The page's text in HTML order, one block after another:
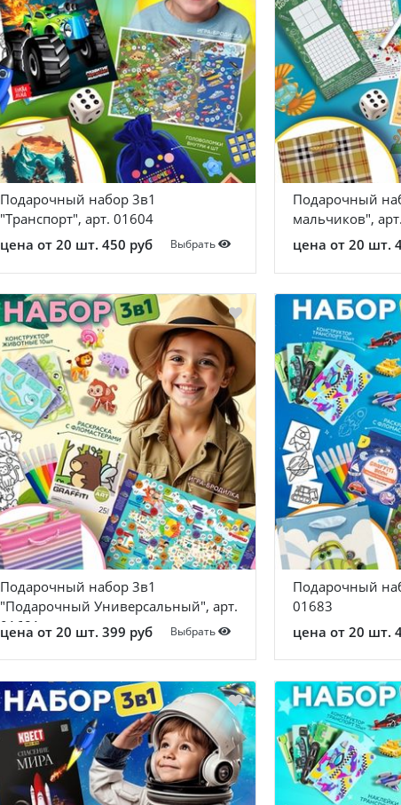
Подарочный набор 3в1
"Транспорт", арт. 01604
цена от 20 шт. 450 руб
Выбрать
Подарочный
мальчиков",
цена от 20 шт.
Подарочный набор 3в1
"Подарочный Универсальный", арт.
01681
цена от 20 шт. 399 руб Выбрать
Подарочный
01683
цена от 20 шт.